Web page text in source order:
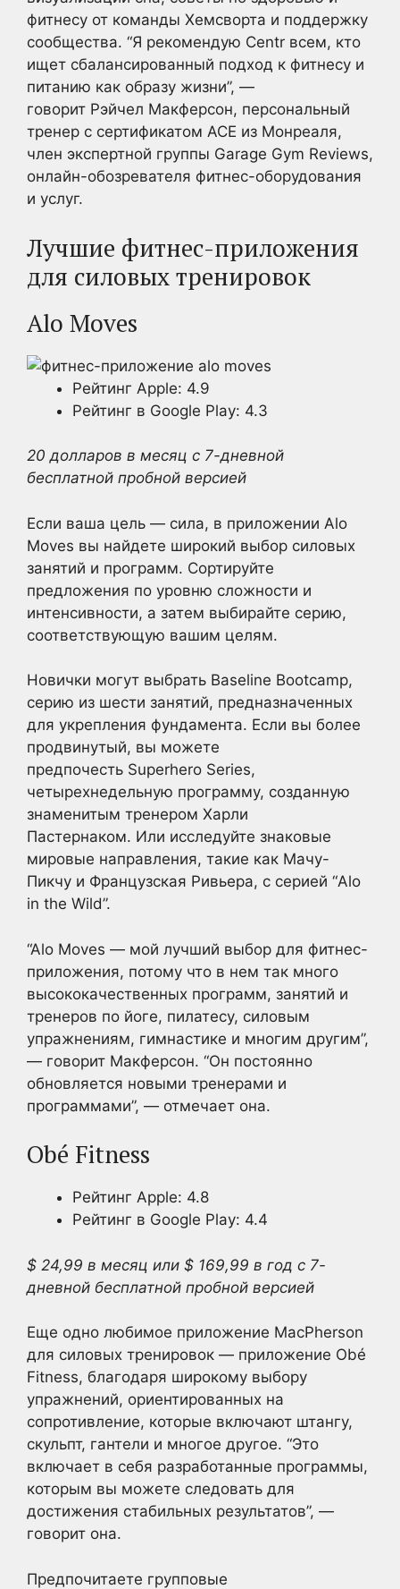
фитнесу от команды Хемсворта и поддержку
сообщества. “Я рекомендую Centr всем, кто
ищет сбалансированный подход к фитнесу и
питанию как образу жизни”, —
говорит Рэйчел Макферсон, персональный
тренер с сертификатом ACE из Монреаля,
член экспертной группы Garage Gym Reviews,
онлайн-обозревателя фитнес-оборудования
и услуг.
Лучшие фитнес-приложения
для силовых тренировок
Alo Moves
Рейтинг Apple: 4.9
Рейтинг в Google Play: 4.3
20 долларов в месяц с 7-дневной
бесплатной пробной версией
Если ваша цель — сила, в приложении Alo
Moves вы найдете широкий выбор силовых
занятий и программ. Сортируйте
предложения по уровню сложности и
интенсивности, а затем выбирайте серию,
соответствующую вашим целям.
Новички могут выбрать Baseline Bootcamp,
серию из шести занятий, предназначенных
для укрепления фундамента. Если вы более
продвинутый, вы можете
предпочесть Superhero Series,
четырехнедельную программу, созданную
знаменитым тренером Харли
Пастернаком. Или исследуйте знаковые
мировые направления, такие как Мачу-
Пикчу и Французская Ривьера, с серией “Alo
in the Wild”.
“Alo Moves — мой лучший выбор для фитнес-
приложения, потому что в нем так много
высококачественных программ, занятий и
тренеров по йоге, пилатесу, силовым
упражнениям, гимнастике и многим другим”,
— говорит Макферсон. “Он постоянно
обновляется новыми тренерами и
программами”, — отмечает она.
Obé Fitness
Рейтинг Apple: 4.8
Рейтинг в Google Play: 4.4
$ 24,99 в месяц или $ 169,99 в год с 7-
дневной бесплатной пробной версией
Еще одно любимое приложение MacPherson
для силовых тренировок — приложение Obé
Fitness, благодаря широкому выбору
упражнений, ориентированных на
сопротивление, которые включают штангу,
скульпт, гантели и многое другое. “Это
включает в себя разработанные программы,
которым вы можете следовать для
достижения стабильных результатов”, —
говорит она.
Предпочитаете групповые